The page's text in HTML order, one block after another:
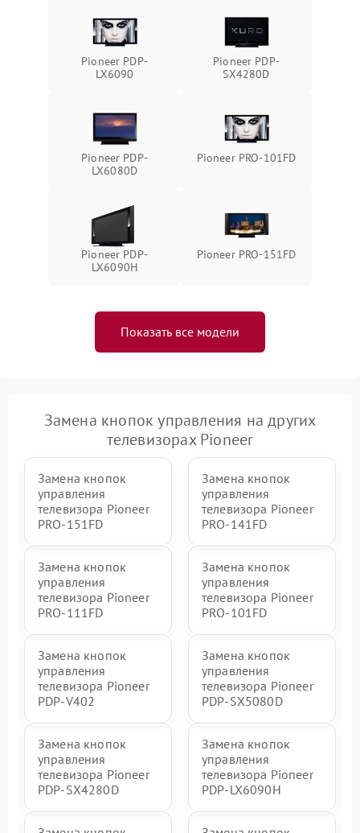
Pioneer PDP-
LX6090
Pioneer PDP-
SX4280D
Pioneer PDP-
LX6080D
Pioneer PRO-101FD
Pioneer PDP-
LX6090H
Pioneer PRO-151FD
Показать все модели
Замена кнопок управления на других
телевизорах Pioneer
Замена кнопок
управления
телевизора Pioneer
PRO-151FD
Замена кнопок
управления
телевизора Pioneer
PRO-141FD
Замена кнопок
управления
телевизора Pioneer
PRO-111FD
Замена кнопок
управления
телевизора Pioneer
PRO-101FD
Замена кнопок
управления
телевизора Pioneer
PDP-V402
Замена кнопок
управления
телевизора Pioneer
PDP-SX5080D
Замена кнопок
управления
телевизора Pioneer
PDP-SX4280D
Замена кнопок
управления
телевизора Pioneer
PDP-LX6090H